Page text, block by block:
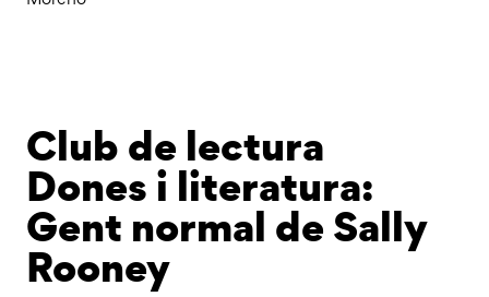
Club de lectura
Dones i literatura:
Gent normal de Sally
Rooney